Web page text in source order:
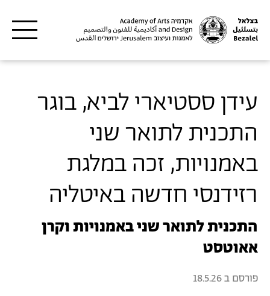
עידן ססטיארי לביא, בוגר
התכנית לתואר שני
באמנויות, זכה במלגת
רזידנסי חדשה באיטליה
התכנית לתואר שני באמנויות וקרן
אאוטסט
פורסם ב18.5.26